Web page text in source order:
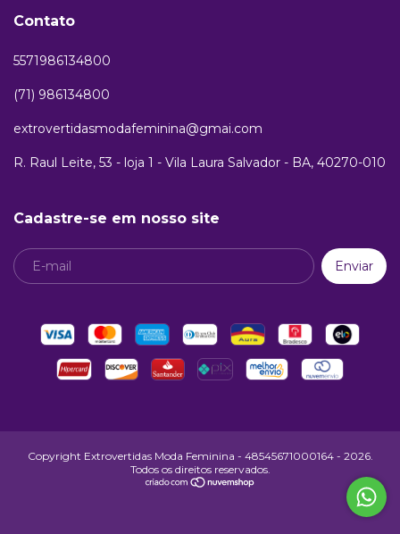
Contato
5571986134800
(71) 986134800
extrovertidasmodafeminina@gmai.com
R. Raul Leite, 53 - loja 1 - Vila Laura Salvador - BA, 40270-010
Cadastre-se em nosso site
Copyright Extrovertidas Moda Feminina - 48545671000164 - 2026.
Todos os direitos reservados.